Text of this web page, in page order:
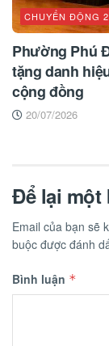
CHUYỂN ĐỘNG
Phường Phú
tặng danh
cộng đồng
20/07/2026
Để lại một
Email của bạn sẽ
buộc được đánh
Bình luận *